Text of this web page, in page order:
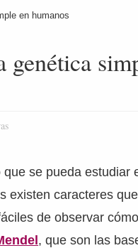
en humanos
genética
se pueda estudiar
existen caracteres
de observar
, que son las